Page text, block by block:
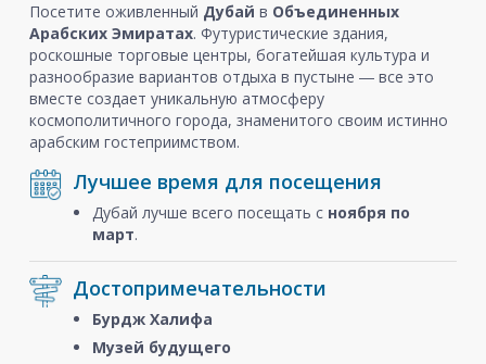
Посетите оживленный Дубай в Объединенных
Арабских Эмиратах. Футуристические здания,
роскошные торговые центры, богатейшая культура и
разнообразие вариантов отдыха в пустыне ― все это
вместе создает уникальную атмосферу
космополитичного города, знаменитого своим истинно
арабским гостеприимством.
Лучшее время для посещения
Дубай лучше всего посещать с ноября по
март.
Достопримечательности
Бурдж Халифа
Музей будущего